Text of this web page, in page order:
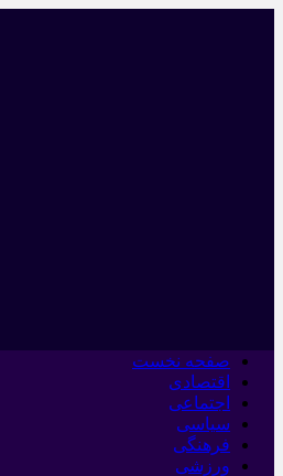
صفحه نخست
اقتصادی
اجتماعی
سیاسی
فرهنگی
ورزشی